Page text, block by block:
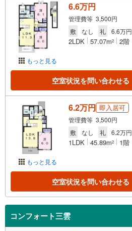
もっと見る
6.6万円
管理費等 3,500円
敷
なし 礼 6.6万円
2LDK 57.07m2 2階
空室状況を問い合わせる
もっと見る
6.2万円 即入居可
管理費等 3,500円
敷
なし 礼 6.2万円
1LDK 45.89m2 1階
空室状況を問い合わせる
コンフォート三雲